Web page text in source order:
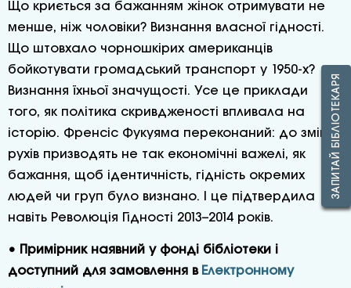
Що криється за бажанням жінок отримувати не
менше, ніж чоловіки? Визнання власної гідності.
Що штовхало чорношкірих американців
бойкотувати громадський транспорт у 1950-х?
Визнання їхньої значущості. Усе це приклади
того, як політика скривдженості впливала на
історію. Френсіс Фукуяма переконаний: до змін і
рухів призводять не так економічні важелі, як
бажання, щоб ідентичність, гідність окремих
людей чи груп було визнано. І це підтвердила
навіть Революція Гідності 2013–2014 років.
• Примірник наявний у фонді бібліотеки і
доступний для замовлення в Електронному
ЗАПИТАЙ БІБЛІОТЕКАРЯ